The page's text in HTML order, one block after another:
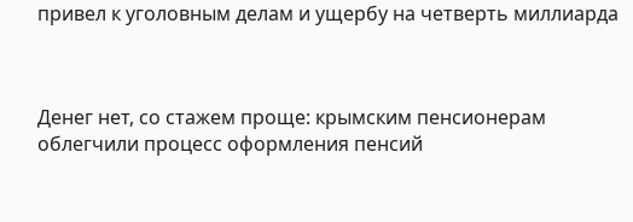
привел к уголовным делам и ущербу на четверть миллиарда
Денег нет, со стажем проще: крымским пенсионерам
облегчили процесс оформления пенсий